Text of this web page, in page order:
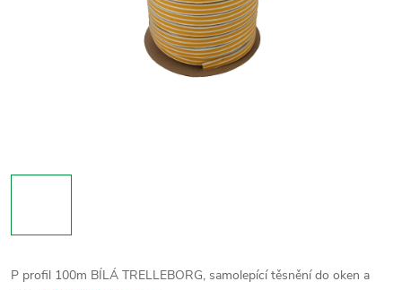
P profil 100m BÍLÁ TRELLEBORG, samolepící těsnění do oken a